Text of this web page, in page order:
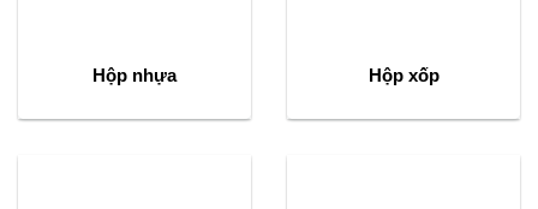
Hộp nhựa Hộp xốp